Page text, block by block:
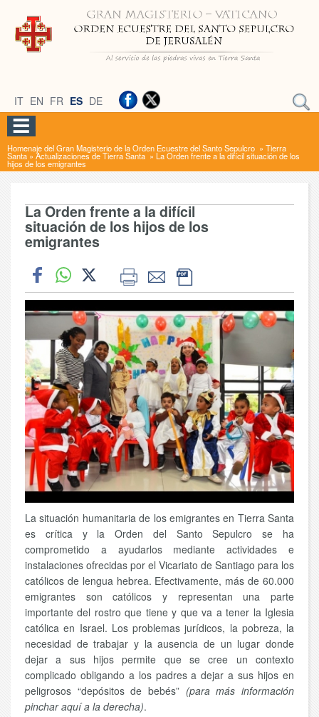
IT EN FR ES DE
Homenaje del Gran Magisterio de la Orden Ecuestre del Santo Sepulcro » Tierra
Santa » Actualizaciones de Tierra Santa » La Orden frente a la difícil situación de los
hijos de los emigrantes
La Orden frente a la difícil
situación de los hijos de los
emigrantes
La situación humanitaria de los emigrantes en Tierra Santa
es crítica y la Orden del Santo Sepulcro se ha
comprometido a ayudarlos mediante actividades e
instalaciones ofrecidas por el Vicariato de Santiago para los
católicos de lengua hebrea. Efectivamente, más de 60.000
emigrantes son católicos y representan una parte
importante del rostro que tiene y que va a tener la Iglesia
católica en Israel. Los problemas jurídicos, la pobreza, la
necesidad de trabajar y la ausencia de un lugar donde
dejar a sus hijos permite que se cree un contexto
complicado obligando a los padres a dejar a sus hijos en
peligrosos “depósitos de bebés” (para más información
pinchar aquí a la derecha).